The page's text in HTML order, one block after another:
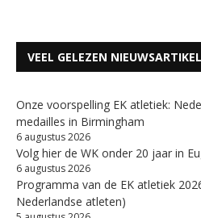
VEEL GELEZEN
Onze voorspelling EK atletiek:
medailles in Birmingham
6 augustus 2026
Volg hier de WK onder 20 jaar in
6 augustus 2026
Programma van de EK atletiek
Nederlandse atleten)